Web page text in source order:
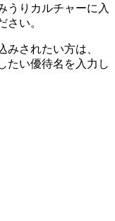
うりカルチャーに入
さい。
されたい方は、
たい優待名を入力し